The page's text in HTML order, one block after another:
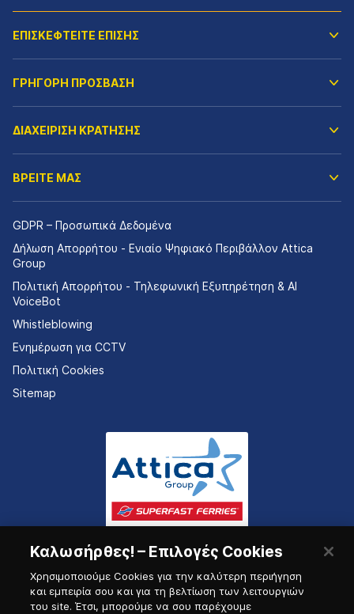
ΕΠΙΣΚΕΦΤΕΙΤΕ ΕΠΙΣΗΣ
ΓΡΗΓΟΡΗ ΠΡΟΣΒΑΣΗ
ΔΙΑΧΕΙΡΙΣΗ ΚΡΑΤΗΣΗΣ
ΒΡΕΙΤΕ ΜΑΣ
GDPR – Προσωπικά Δεδομένα
Δήλωση Απορρήτου - Ενιαίο Ψηφιακό Περιβάλλον Attica
Group
Πολιτική Απορρήτου - Τηλεφωνική Εξυπηρέτηση & AI
VoiceBot
Whistleblowing
Ενημέρωση για CCTV
Πολιτική Cookies
Sitemap
Καλωσήρθες! – Επιλογές Cookies
Χρησιμοποιούμε Cookies για την καλύτερη περιήγηση
και εμπειρία σου και για τη βελτίωση των λειτουργιών
του site. Έτσι, μπορούμε να σου παρέχουμε